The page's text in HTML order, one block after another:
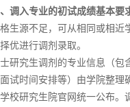
调入专业的初试成绩基本要
生源不足，可从相同或相近
优进行调剂录取。
研究生调剂的专业信息（包
试时间安排等）由学院整理
校研究生院官网统一公布。